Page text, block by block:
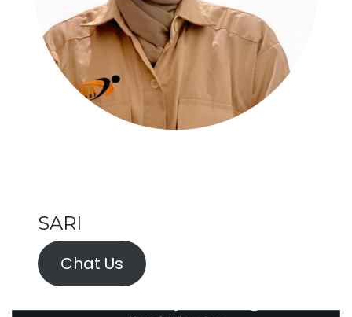
SARI
Chat Us